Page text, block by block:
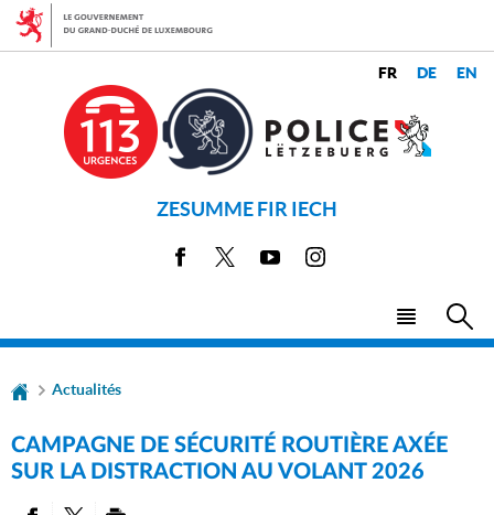
Aller
Aller
ZESUMME FIR IECH
Facebook YoutubeInstagram
Menu
LANGUE
Actualités
CAMPAGNE DE SÉCURITÉ ROUTIÈRE AXÉE
SUR LA DISTRACTION AU VOLANT 2026